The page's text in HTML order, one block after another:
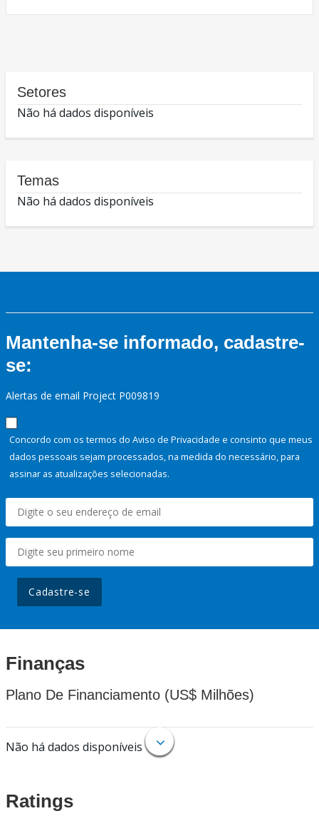
Setores
Não há dados disponíveis
Temas
Não há dados disponíveis
Mantenha-se informado, cadastre-
se:
Alertas de email Project P009819
Concordo com os termos do Aviso de Privacidade e consinto que meus
dados pessoais sejam processados, na medida do necessário, para
assinar as atualizações selecionadas.
Cadastre-se
Finanças
Plano De Financiamento (US$ Milhões)
Não há dados disponíveis
Ratings